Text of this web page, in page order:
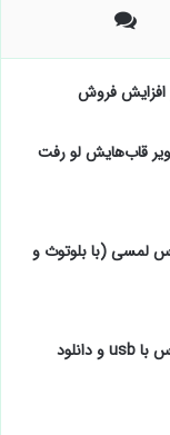
افزایش فروش
لمسی (با بلوتوث و
3 روش تبدیل گوشی به موس با usb و دانلود